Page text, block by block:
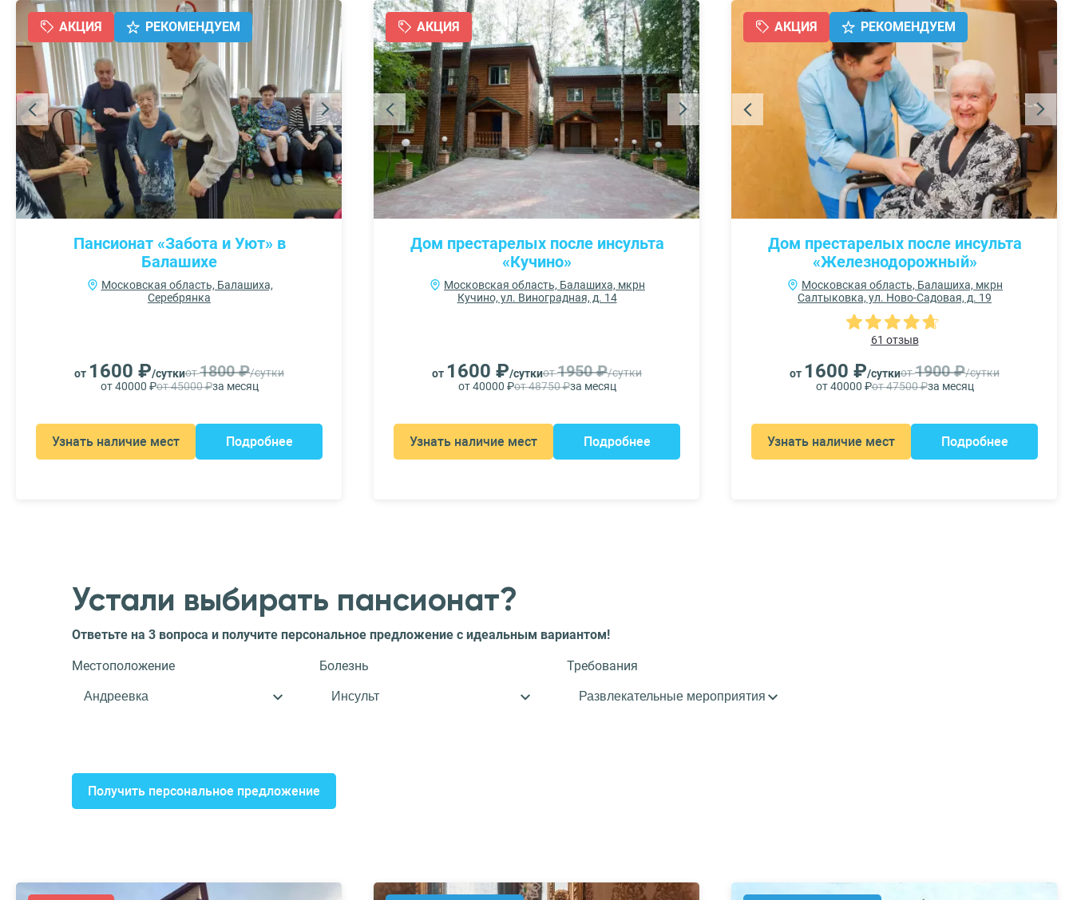
АКЦИЯ РЕКОМЕНДУЕМ
Пансионат «Забота и Уют» в
Балашихе
Московская область, Балашиха,
Серебрянка
от 1600 ₽/суткиот1800 ₽/сутки
от 40000 ₽от 45000 ₽за месяц
Узнать наличие мест Подробнее
АКЦИЯ
Дом престарелых после инсульта
«Кучино»
Московская область, Балашиха, мкрн
Кучино, ул. Виноградная, д. 14
от 1600 ₽/суткиот1950 ₽/сутки
от 40000 ₽от 48750 ₽за месяц
Узнать наличие мест Подробнее
АКЦИЯ РЕКОМЕНДУЕМ
Дом престарелых после инсульта
«Железнодорожный»
Московская область, Балашиха, мкрн
Салтыковка, ул. Ново-Садовая, д. 19
61 отзыв
от 1600 ₽/суткиот1900 ₽/сутки
от 40000 ₽от 47500 ₽за месяц
Узнать наличие мест Подробнее
Устали выбирать пансионат?
Ответьте на 3 вопроса и получите персональное предложение с идеальным вариантом!
Местоположение Болезнь Требования
Получить персональное предложение